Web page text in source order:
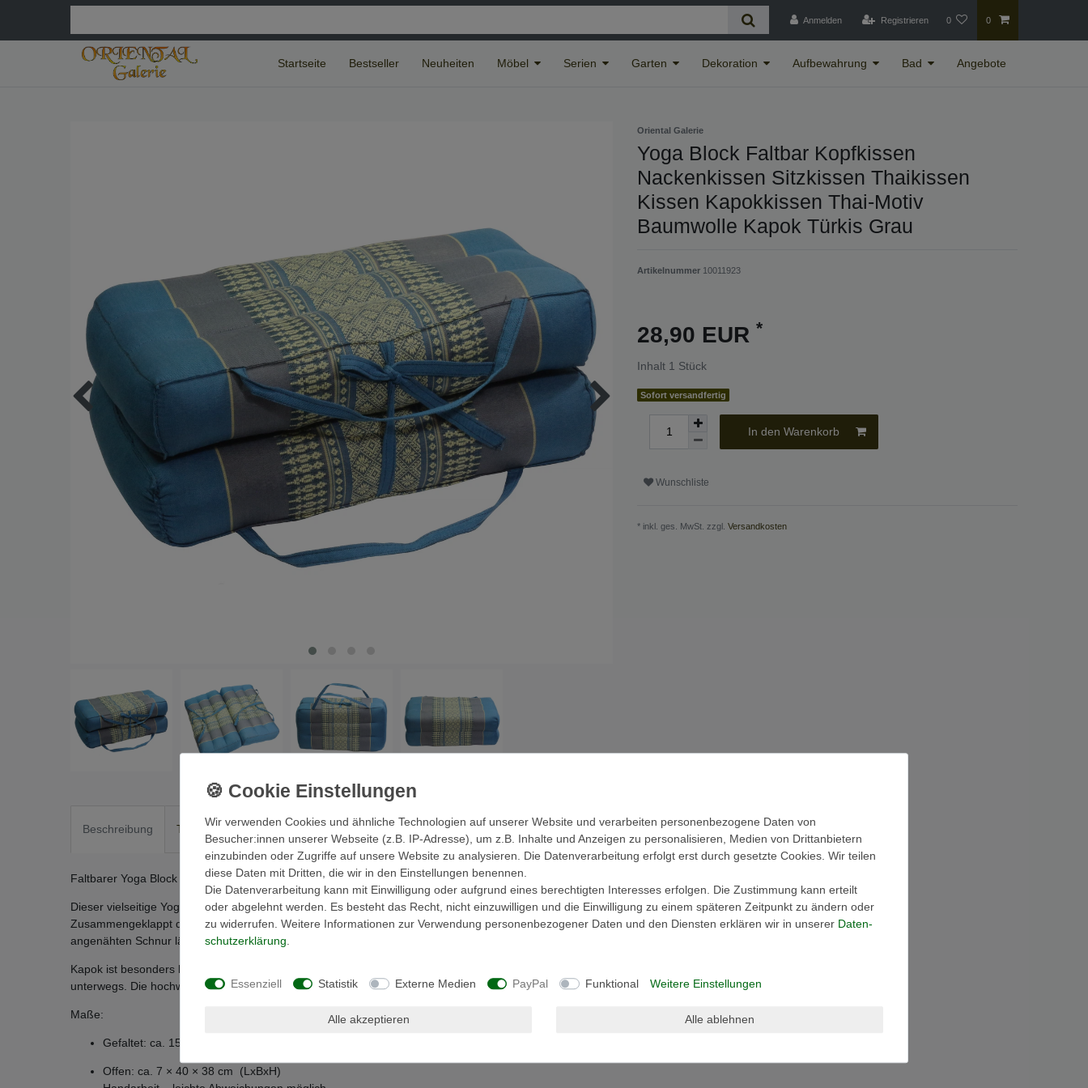
Anmelden Registrieren 0 0
Startseite Bestseller Neuheiten Möbel Serien Garten Dekoration Aufbewahrung Bad Angebote
Oriental Galerie
Yoga Block Faltbar Kopfkissen
Nackenkissen Sitzkissen Thaikissen
Kissen Kapokkissen Thai-Motiv
Baumwolle Kapok Türkis Grau
Artikelnummer 10011923
28,90 EUR *
Inhalt 1 Stück
Sofort versandfertig
In den Warenkorb
Wunschliste
* inkl. ges. MwSt. zzgl. Versandkosten
Beschreibung Technische Daten Weitere Details EU-Verantwortlicher
Faltbarer Yoga Block aus Kapok – Sitz- & Nackenkissen in einem
Dieser vielseitige Yoga Block aus Thailand ist handgefertigt aus Baumwolle mit Kapokfüllung.
Zusammengeklappt dient er als Nackenkissen, aufgeklappt als Sitz- oder Meditationskissen. Mit der
angenähten Schnur lässt er sich sicher fixieren.
Kapok ist besonders leicht, formstabil und wasserabweisend – ideal für entspannte Yoga-Sessions oder
unterwegs. Die hochwertige Verarbeitung mit traditionellen Thaimustern macht jedes Stück einzigartig.
Maße:
Gefaltet: ca. 15 × 40 × 20 cm (LxBxH)
Offen: ca. 7 × 40 × 38 cm (LxBxH)
Wir verwenden Cookies und ähnliche Technologien auf unserer Website und verarbeiten personenbezogene Daten von
Besucher:innen unserer Webseite (z.B. IP-Adresse), um z.B. Inhalte und Anzeigen zu personalisieren, Medien von Drittanbietern
einzubinden oder Zugriffe auf unsere Website zu analysieren. Die Datenverarbeitung erfolgt erst durch gesetzte Cookies. Wir teilen
diese Daten mit Dritten, die wir in den Einstellungen benennen.
Die Datenverarbeitung kann mit Einwilligung oder aufgrund eines berechtigten Interesses erfolgen. Die Zustimmung kann erteilt
oder abgelehnt werden. Es besteht das Recht, nicht einzuwilligen und die Einwilligung zu einem späteren Zeitpunkt zu ändern oder
zu widerrufen. Weitere Informationen zur Verwendung personenbezogener Daten und den Diensten erklären wir in unserer Daten­
schutz­erklärung.
Essenziell Statistik Externe Medien PayPal Funktional Weitere Einstellungen
Alle akzeptieren Alle ablehnen